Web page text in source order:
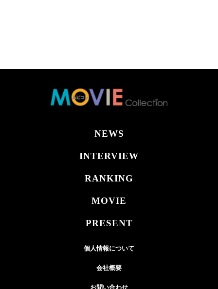
NEWS
INTERVIEW
RANKING
MOVIE
PRESENT
個人情報について
会社概要
お問い合わせ